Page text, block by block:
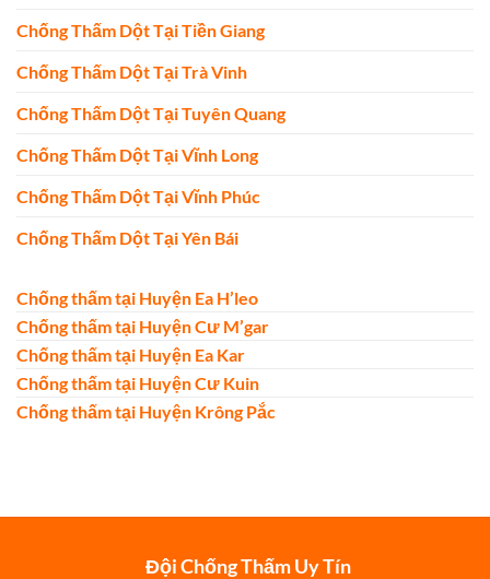
Chống Thấm Dột Tại Tiền Giang
Chống Thấm Dột Tại Trà Vinh
Chống Thấm Dột Tại Tuyên Quang
Chống Thấm Dột Tại Vĩnh Long
Chống Thấm Dột Tại Vĩnh Phúc
Chống Thấm Dột Tại Yên Bái
Chống thấm tại Huyện Ea H’leo
Chống thấm tại Huyện Cư M’gar
Chống thấm tại Huyện Ea Kar
Chống thấm tại Huyện Cư Kuin
Chống thấm tại Huyện Krông Pắc
Đội Chống Thấm Uy Tín